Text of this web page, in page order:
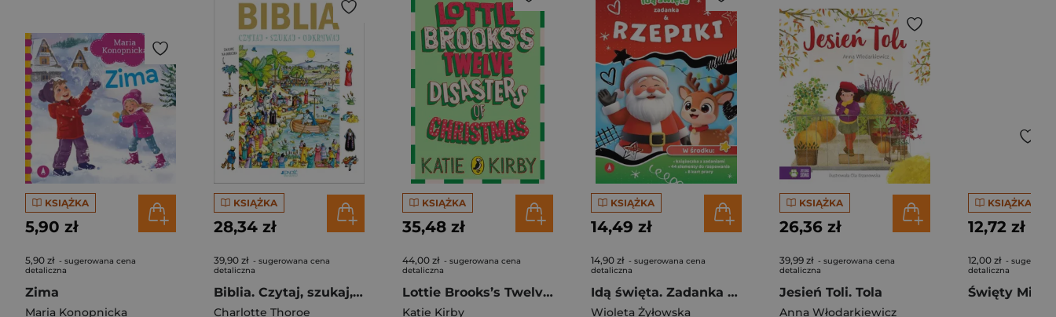
KSIĄŻKA
5,90 zł
5,90 zł - sugerowana cena
detaliczna
Zima
Maria Konopnicka
KSIĄŻKA
28,34 zł
39,90 zł - sugerowana cena
detaliczna
Biblia. Czytaj, szukaj, odkrywaj
Charlotte Thoroe
KSIĄŻKA
35,48 zł
44,00 zł - sugerowana cena
detaliczna
Lottie Brooks’s Twelve Disasters of Christmas
Katie Kirby
KSIĄŻKA
14,49 zł
14,90 zł - sugerowana cena
detaliczna
Idą święta. Zadanka & rzepiki
Wioleta Żyłowska
KSIĄŻKA
26,36 zł
39,99 zł - sugerowana cena
detaliczna
Jesień Toli. Tola
Anna Włodarkiewicz
KSIĄŻKA
12,72 zł
12,00 zł -
detaliczna
Święty